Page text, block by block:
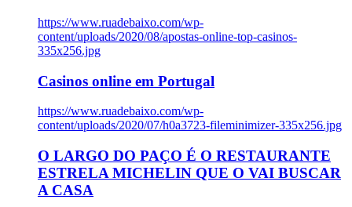
https://www.ruadebaixo.com/wp-
content/uploads/2020/08/apostas-online-top-casinos-
335x256.jpg
Casinos online em Portugal
https://www.ruadebaixo.com/wp-
content/uploads/2020/07/h0a3723-fileminimizer-335x256.jpg
O LARGO DO PAÇO É O RESTAURANTE
ESTRELA MICHELIN QUE O VAI BUSCAR
A CASA